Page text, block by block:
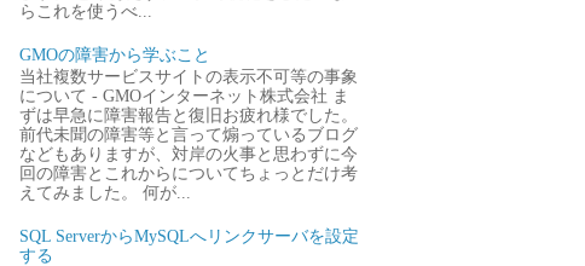
らこれを使うべ...
GMOの障害から学ぶこと
当社複数サービスサイトの表示不可等の事象
について - GMOインターネット株式会社 ま
ずは早急に障害報告と復旧お疲れ様でした。
前代未聞の障害等と言って煽っているブログ
などもありますが、対岸の火事と思わずに今
回の障害とこれからについてちょっとだけ考
えてみました。 何が...
SQL ServerからMySQLへリンクサーバを設定
する